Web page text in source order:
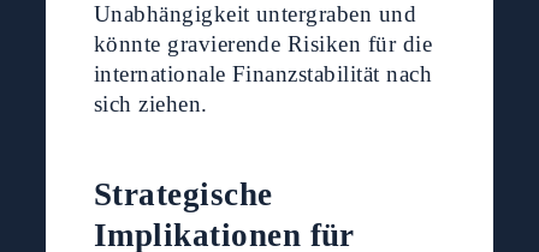
Unabhängigkeit untergraben und
könnte gravierende Risiken für die
internationale Finanzstabilität nach
sich ziehen.
Strategische
Implikationen für